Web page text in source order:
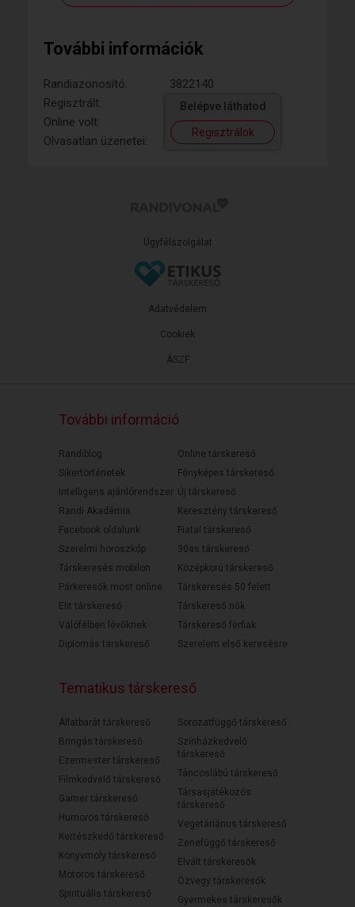
További információk
Randiazonosító:
3822140
Regisztrált:
Online volt:
Olvasatlan üzenetei:
Belépve láthatod
Regisztrálok
Ügyfélszolgálat
ÁSZF
Adatvédelem
Cookiek
További információ
Randiblog
Sikertörténetek
Intelligens ajánlórendszer
Randi Akadémia
Facebook oldalunk
Szerelmi horoszkóp
Társkeresés mobilon
Párkeresők most online
Elit társkereső
Válófélben lévőknek
Diplomás társkereső
Online társkereső
Fényképes társkereső
Új társkereső
Keresztény társkereső
Fiatal társkereső
30as társkereső
Középkorú társkereső
Társkeresés 50 felett
Társkereső nők
Társkereső férfiak
Szerelem első keresésre
Tematikus társkereső
Állatbarát társkereső
Bringás társkereső
Ezermester társkereső
Filmkedvelő társkereső
Gamer társkereső
Humoros társkereső
Kertészkedő társkereső
Könyvmoly társkereső
Motoros társkereső
Spirituális társkereső
Sorozatfüggő társkereső
Színházkedvelő
társkereső
Táncoslábú társkereső
Társasjátékozós
társkereső
Vegetáriánus társkereső
Zenefüggő társkereső
Elvált társkeresők
Özvegy társkeresők
Gyermekes társkeresők